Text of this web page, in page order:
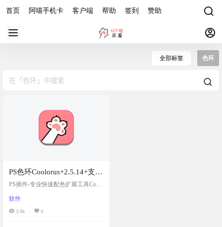
首页 阿喵手机卡 客户端 帮助 签到 赞助
全部标签 色环
PS色环Coolorus+2.5.14+支持
PS+2020
PS插件-专业快速配色扩展工具Coolo
软件
3.5k 0